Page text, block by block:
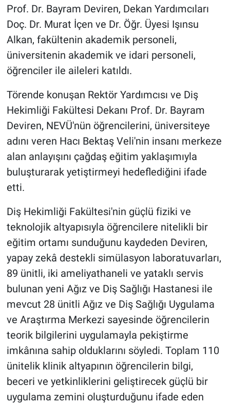
Prof. Dr. Bayram Deviren, Dekan Yardımcıları
Doç. Dr. Murat İçen ve Dr. Öğr. Üyesi Işınsu
Alkan, fakültenin akademik personeli,
üniversitenin akademik ve idari personeli,
öğrenciler ile aileleri katıldı.
Törende konuşan Rektör Yardımcısı ve Diş
Hekimliği Fakültesi Dekanı Prof. Dr. Bayram
Deviren, NEVÜ'nün öğrencilerini, üniversiteye
adını veren Hacı Bektaş Veli'nin insanı merkeze
alan anlayışını çağdaş eğitim yaklaşımıyla
buluşturarak yetiştirmeyi hedeflediğini ifade
etti.
Diş Hekimliği Fakültesi'nin güçlü fiziki ve
teknolojik altyapısıyla öğrencilere nitelikli bir
eğitim ortamı sunduğunu kaydeden Deviren,
yapay zekâ destekli simülasyon laboratuvarları,
89 ünitli, iki ameliyathaneli ve yataklı servis
bulunan yeni Ağız ve Diş Sağlığı Hastanesi ile
mevcut 28 ünitli Ağız ve Diş Sağlığı Uygulama
ve Araştırma Merkezi sayesinde öğrencilerin
teorik bilgilerini uygulamayla pekiştirme
imkânına sahip olduklarını söyledi. Toplam 110
ünitelik klinik altyapının öğrencilerin bilgi,
beceri ve yetkinliklerini geliştirecek güçlü bir
uygulama zemini oluşturduğunu ifade eden
Asayiş
Kültür - Sanat
Politika
Magazin
Çevre
Haberde İnsan